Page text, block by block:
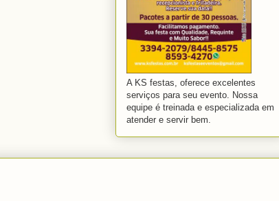
A KS festas, oferece excelentes
serviços para seu evento. Nossa
equipe é treinada e especializada em
atender e servir bem.